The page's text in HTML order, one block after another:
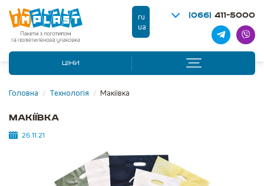
ru
ua
(066) 411-5000
ЦІНИ
Головна / Технологія / Макіївка
Макіївка
26.11.21